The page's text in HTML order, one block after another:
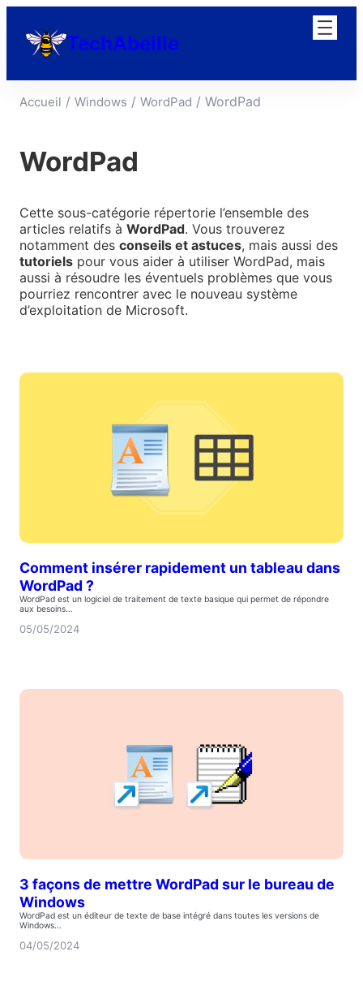
contenu
TechAbeille
Accueil / Windows / WordPad / WordPad
WordPad
Cette sous-catégorie répertorie l’ensemble des
articles relatifs à WordPad. Vous trouverez
notamment des conseils et astuces, mais aussi des
tutoriels pour vous aider à utiliser WordPad, mais
aussi à résoudre les éventuels problèmes que vous
pourriez rencontrer avec le nouveau système
d’exploitation de Microsoft.
Comment insérer rapidement un tableau dans
WordPad ?
WordPad est un logiciel de traitement de texte basique qui permet de répondre
aux besoins…
05/05/2024
3 façons de mettre WordPad sur le bureau de
Windows
WordPad est un éditeur de texte de base intégré dans toutes les versions de
Windows…
04/05/2024